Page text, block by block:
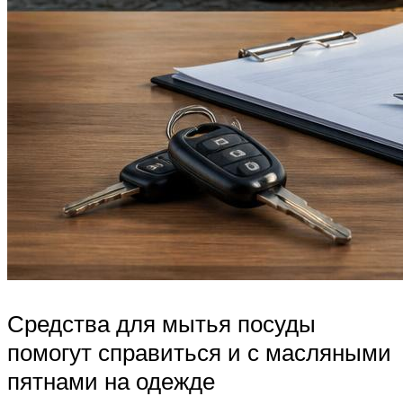
Средства для мытья посуды
помогут справиться и с масляными
пятнами на одежде